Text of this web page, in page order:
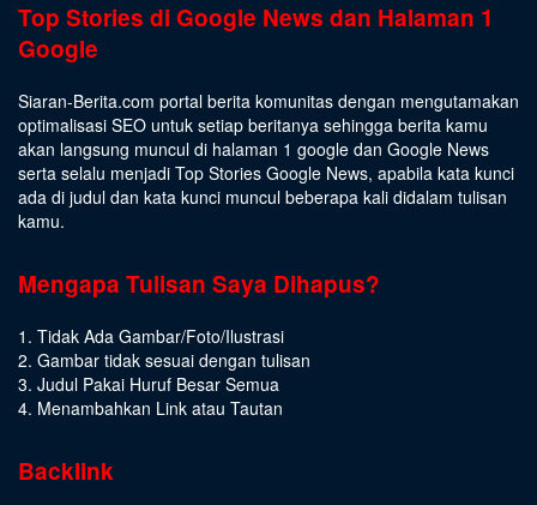
Top Stories di Google News dan Halaman 1
Google
Siaran-Berita.com portal berita komunitas dengan mengutamakan
optimalisasi SEO untuk setiap beritanya sehingga berita kamu
akan langsung muncul di halaman 1 google dan Google News
serta selalu menjadi Top Stories Google News, apabila kata kunci
ada di judul dan kata kunci muncul beberapa kali didalam tulisan
kamu.
Mengapa Tulisan Saya Dihapus?
1. Tidak Ada Gambar/Foto/Ilustrasi
2. Gambar tidak sesuai dengan tulisan
3. Judul Pakai Huruf Besar Semua
4. Menambahkan Link atau Tautan
Backlink